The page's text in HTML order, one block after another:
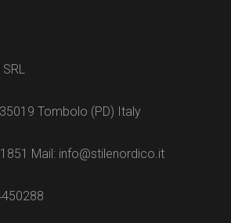
SRL
Tombolo (PD) Italy
Mail: info@stilenordico.it